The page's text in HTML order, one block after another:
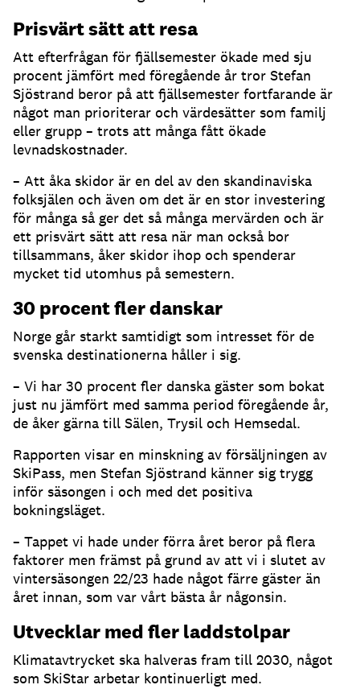
Prisvärt sätt att resa
Att efterfrågan för fjällsemester ökade med sju
procent jämfört med föregående år tror Stefan
Sjöstrand beror på att fjällsemester fortfarande är
något man prioriterar och värdesätter som familj
eller grupp – trots att många fått ökade
levnadskostnader.
– Att åka skidor är en del av den skandinaviska
folksjälen och även om det är en stor investering
för många så ger det så många mervärden och är
ett prisvärt sätt att resa när man också bor
tillsammans, åker skidor ihop och spenderar
mycket tid utomhus på semestern.
30 procent fler danskar
Norge går starkt samtidigt som intresset för de
svenska destinationerna håller i sig.
– Vi har 30 procent fler danska gäster som bokat
just nu jämfört med samma period föregående år,
de åker gärna till Sälen, Trysil och Hemsedal.
Rapporten visar en minskning av försäljningen av
SkiPass, men Stefan Sjöstrand känner sig trygg
inför säsongen i och med det positiva
bokningsläget.
– Tappet vi hade under förra året beror på flera
faktorer men främst på grund av att vi i slutet av
vintersäsongen 22/23 hade något färre gäster än
året innan, som var vårt bästa år någonsin.
Utvecklar med fler laddstolpar
Klimatavtrycket ska halveras fram till 2030, något
som SkiStar arbetar kontinuerligt med.